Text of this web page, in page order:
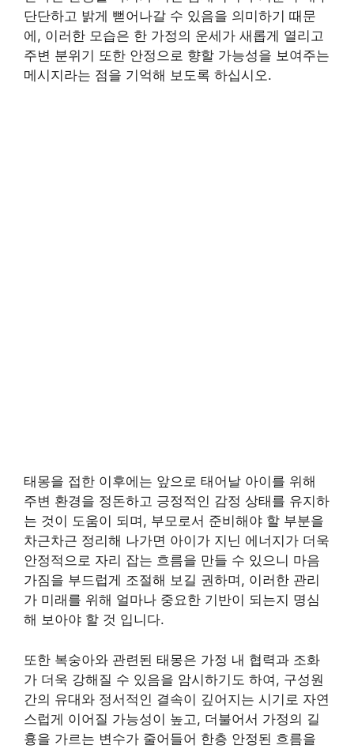
단단하고 밝게 뻗어나갈 수 있음을 의미하기 때문
에, 이러한 모습은 한 가정의 운세가 새롭게 열리고
주변 분위기 또한 안정으로 향할 가능성을 보여주는
메시지라는 점을 기억해 보도록 하십시오.
태몽을 접한 이후에는 앞으로 태어날 아이를 위해
주변 환경을 정돈하고 긍정적인 감정 상태를 유지하
는 것이 도움이 되며, 부모로서 준비해야 할 부분을
차근차근 정리해 나가면 아이가 지닌 에너지가 더욱
안정적으로 자리 잡는 흐름을 만들 수 있으니 마음
가짐을 부드럽게 조절해 보길 권하며, 이러한 관리
가 미래를 위해 얼마나 중요한 기반이 되는지 명심
해 보아야 할 것 입니다.
또한 복숭아와 관련된 태몽은 가정 내 협력과 조화
가 더욱 강해질 수 있음을 암시하기도 하여, 구성원
간의 유대와 정서적인 결속이 깊어지는 시기로 자연
스럽게 이어질 가능성이 높고, 더불어서 가정의 길
흉을 가르는 변수가 줄어들어 한층 안정된 흐름을